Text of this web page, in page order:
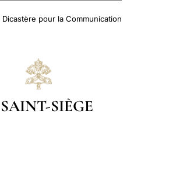
pour la Communication
SAINT-SIÈGE